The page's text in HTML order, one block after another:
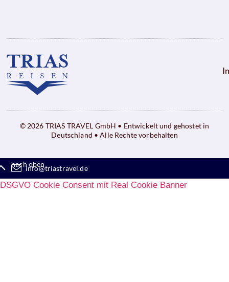
© 2026 TRIAS TRAVEL GmbH • Entwickelt und gehostet in
Deutschland • Alle Rechte vorbehalten
info@triastravel.de
nach oben
DSGVO Cookie Consent mit Real Cookie Banner